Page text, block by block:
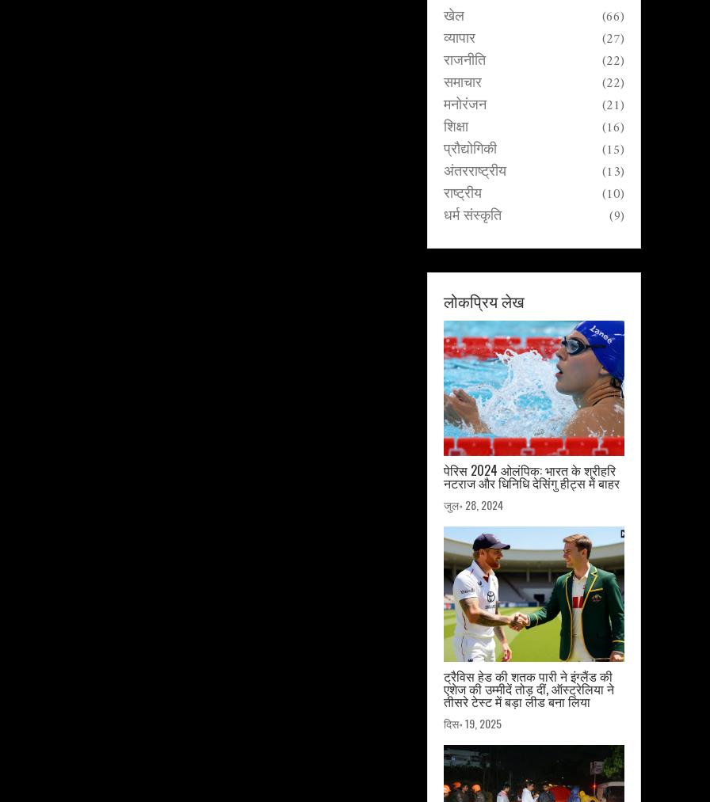
खेल (66)
व्यापार (27)
राजनीति (22)
समाचार (22)
मनोरंजन (21)
शिक्षा (16)
प्रौद्योगिकी (15)
अंतरराष्ट्रीय (13)
राष्ट्रीय (10)
धर्म संस्कृति (9)
लोकप्रिय लेख
पेरिस 2024 ओलंपिक: भारत के श्रीहरि
नटराज और धिनिधि देसिंगु हीट्स में बाहर
जुल॰ 28, 2024
ट्रैविस हेड की शतक पारी ने इंग्लैंड की
एशेज की उम्मीदें तोड़ दीं, ऑस्ट्रेलिया ने
तीसरे टेस्ट में बड़ा लीड बना लिया
दिस॰ 19, 2025